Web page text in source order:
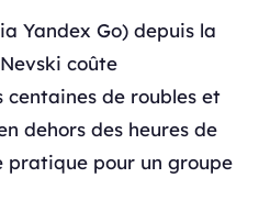
Yandex Go) depuis la
coûte
centaines de roubles et
dehors des heures de
pratique pour un groupe